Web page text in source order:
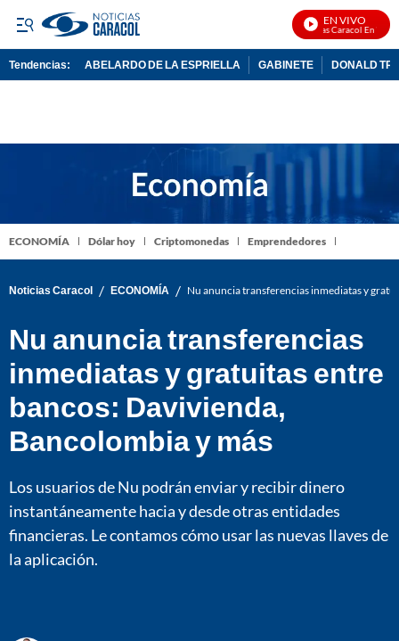
EN VIVO
Noticias Caracol En Vivo
Tendencias: ABELARDO DE LA ESPRIELLA GABINETE DONALD
ECONOMÍA Dólar hoy Criptomonedas Emprendedores
Noticias Caracol / ECONOMÍA / Nu anuncia transferencias inmediatas y
Nu anuncia transferencias
inmediatas y gratuitas entre
bancos: Davivienda,
Bancolombia y más
Los usuarios de Nu podrán enviar y recibir dinero
instantáneamente hacia y desde otras entidades
financieras. Le contamos cómo usar las nuevas llaves de
la aplicación.